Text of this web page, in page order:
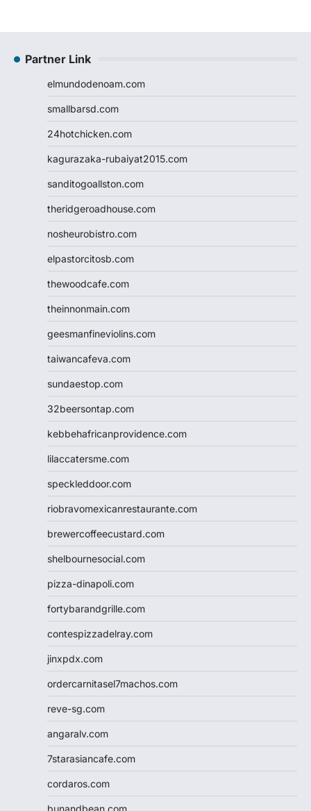
Partner Link
elmundodenoam.com
smallbarsd.com
24hotchicken.com
kagurazaka-rubaiyat2015.com
sanditogoallston.com
theridgeroadhouse.com
nosheurobistro.com
elpastorcitosb.com
thewoodcafe.com
theinnonmain.com
geesmanfineviolins.com
taiwancafeva.com
sundaestop.com
32beersontap.com
kebbehafricanprovidence.com
lilaccatersme.com
speckleddoor.com
riobravomexicanrestaurante.com
brewercoffeecustard.com
shelbournesocial.com
pizza-dinapoli.com
fortybarandgrille.com
contespizzadelray.com
jinxpdx.com
ordercarnitasel7machos.com
reve-sg.com
angaralv.com
7starasiancafe.com
cordaros.com
bunandbean.com